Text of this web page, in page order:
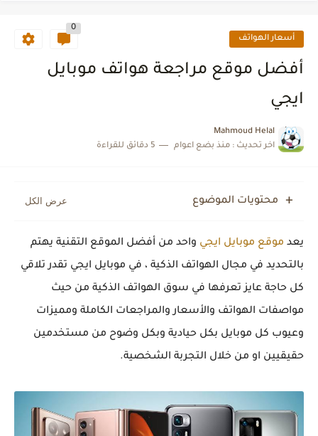
تحميل تطبيق إمساكية رمضان 2022
أسعار الهواتف
0
أفضل موقع مراجعة هواتف موبايل
ايجي
Mahmoud Helal
اخر تحديث : منذ بضع اعوام 5 دقائق للقراءة
محتويات الموضوع
يعد موقع موبايل ايجي واحد من أفضل الموقع التقنية يهتم
بالتحديد في مجال الهواتف الذكية ، في موبايل ايجي تقدر تلاقي
كل حاجة عايز تعرفها في سوق الهواتف الذكية من حيث
مواصفات الهواتف والأسعار والمراجعات الكاملة ومميزات
وعيوب كل موبايل بكل حيادية وبكل وضوح من مستخدمين
حقيقيين او من خلال التجربة الشخصية.